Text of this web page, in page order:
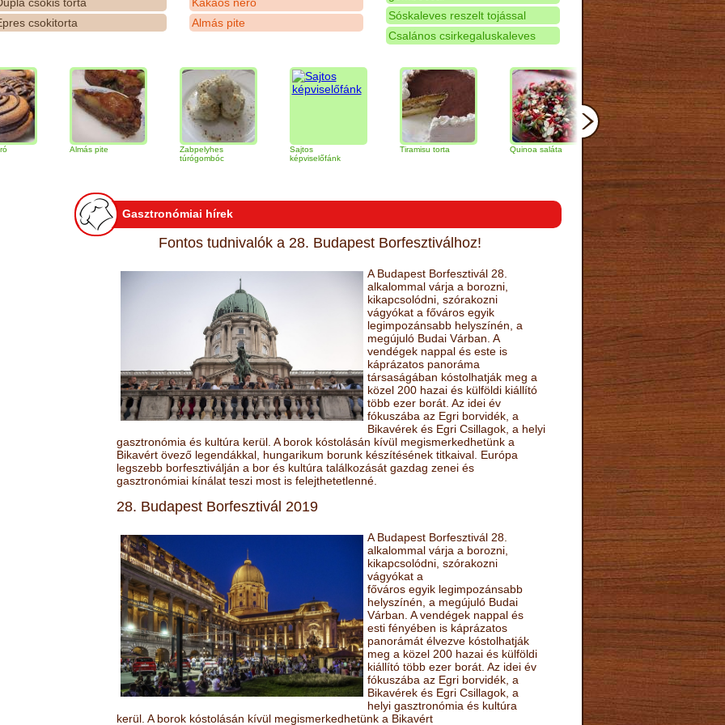
csokitorta
Almás pite
Sóskaleves reszelt tojással
Csalános csirkegaluskaleves
Zabpelyhes
túrógombóc
képviselőfánk
Tiramisu torta Quinoa saláta Mandulás kifli
narancs
Gasztronómiai hírek
Fontos tudnivalók a 28. Budapest Borfesztiválhoz!
A Budapest Borfesztivál 28.
alkalommal várja a borozni,
kikapcsolódni, szórakozni
vágyókat a főváros egyik
legimpozánsabb helyszínén, a
megújuló Budai Várban. A
vendégek nappal és este is
káprázatos panoráma
társaságában kóstolhatják meg a
közel 200 hazai és külföldi kiállító
több ezer borát. Az idei év
fókuszába az Egri borvidék, a
Bikavérek és Egri Csillagok, a helyi
gasztronómia és kultúra kerül. A borok kóstolásán kívül megismerkedhetünk a
Bikavért övező legendákkal, hungarikum borunk készítésének titkaival. Európa
legszebb borfesztiválján a bor és kultúra találkozását gazdag zenei és
gasztronómiai kínálat teszi most is felejthetetlenné.
28. Budapest Borfesztivál 2019
A Budapest Borfesztivál 28.
alkalommal várja a borozni,
kikapcsolódni, szórakozni
vágyókat a
főváros egyik legimpozánsabb
helyszínén, a megújuló Budai
Várban. A vendégek nappal és
esti fényében is káprázatos
panorámát élvezve kóstolhatják
meg a közel 200 hazai és külföldi
kiállító több ezer borát. Az idei év
fókuszába az Egri borvidék, a
Bikavérek és Egri Csillagok, a
helyi gasztronómia és kultúra
kerül. A borok kóstolásán kívül megismerkedhetünk a Bikavért